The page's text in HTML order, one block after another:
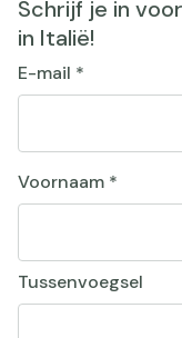
Schrijf je in
in Italië!
E-mail *
Voornaam *
Tussenvoegsel